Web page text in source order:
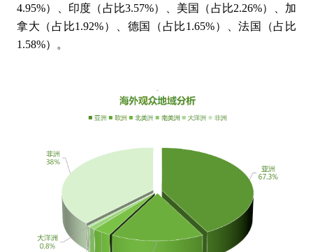
国美电器
哈尔滨工业大学
海立电器
海宁市三鑫剃须刀剪有限公司
汉江弘源襄阳碳化硅特种陶瓷有限责任公司
汉斯格雅卫浴产品（上海）有限公司
杭州东华链条集团有限公司
杭州航天电子技术有限公司
杭州江河水电科技股份有限公司
杭州科百特过滤器材有限公司
杭州老板电器股份有限公司
杭州麦乐克科技股份有限公司
杭州铭赫科技有限公司
杭州前进齿轮箱集团有限公司
4.95%）、印度（占比3.57%）、美国（占比2.26%）、加
拿大（占比1.92%）、德国（占比1.65%）、法国（占比
1.58%）。